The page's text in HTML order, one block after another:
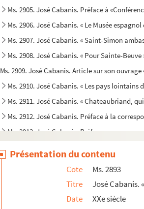
Ms. 2905. José Cabanis. Préface à
Ms. 2906. José Cabanis. « Le Musée
Ms. 2907. José Cabanis. « Saint-Simon
Ms. 2908. José Cabanis. « Pour Sainte-Beuve
Ms. 2909. José Cabanis. Article sur son
Ms. 2910. José Cabanis. « Les pays lointains
Ms. 2911. José Cabanis. « Chateaubriand,
Ms. 2912. José Cabanis. Préface à la
Ms. 2913. José Cabanis. Préface aux
Présentation du contenu
Cote
Ms. 2893
Titre
José Cabanis.
Date
XXe siècle